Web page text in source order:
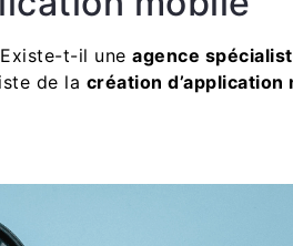
t-il une agence
de la création d’application